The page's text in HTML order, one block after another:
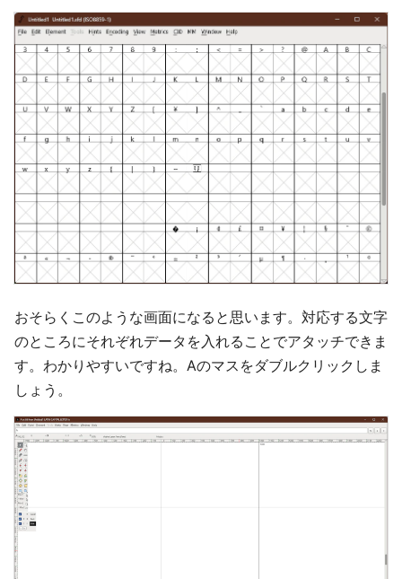
おそらくこのような画面になると思います。対応する文字
のところにそれぞれデータを入れることでアタッチできま
す。わかりやすいですね。Aのマスをダブルクリックしま
しょう。